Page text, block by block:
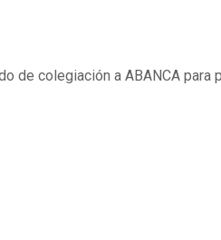
de colegiación a ABANCA